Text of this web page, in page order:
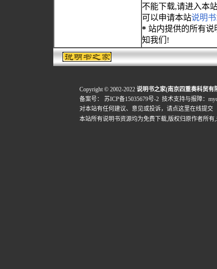
不能下载,请进入本
可以申请本站说明
* 站内提供的所有
知我们!
Copyright © 2002-2022 说明书之家(南京四重奏科贸有
备案号：
苏ICP备15035679号-2 技术支持与报障：
对本站有任何建议、意见或投诉， 请点这里在线提交
本站所有说明书资源均为免费下载,版权归原作者所